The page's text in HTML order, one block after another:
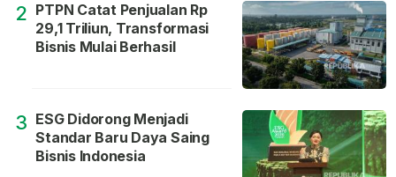
2 PTPN Catat Penjualan Rp
29,1 Triliun, Transformasi
Bisnis Mulai Berhasil
3 ESG Didorong Menjadi
Standar Baru Daya Saing
Bisnis Indonesia